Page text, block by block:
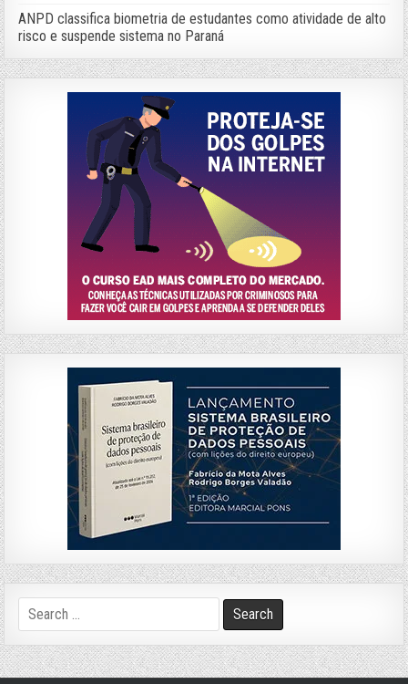
ANPD classifica biometria de estudantes como atividade de alto
risco e suspende sistema no Paraná
Search
for: